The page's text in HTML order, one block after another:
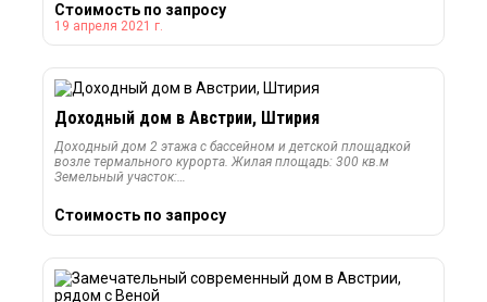
Стоимость по запросу
19 апреля 2021 г.
Доходный дом в Австрии, Штирия
Доходный дом 2 этажа с бассейном и детской площадкой
возле термального курорта. Жилая площадь: 300 кв.м
Земельный участок:…
Стоимость по запросу